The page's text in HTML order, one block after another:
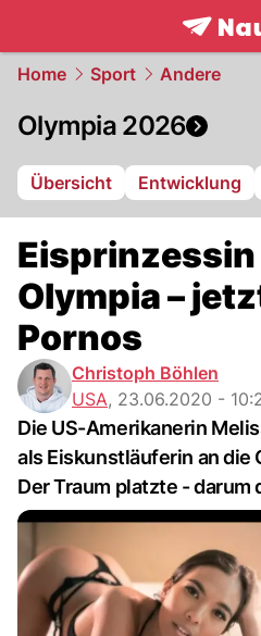
Home Sport Andere
Olympia 2026
Übersicht Entwicklung
Olympia –
Pornos
Christoph Böhlen
USA, 23.06.2020 -
Die US-Amerikanerin
als Eiskunstläuferin an die
Der Traum platzte -